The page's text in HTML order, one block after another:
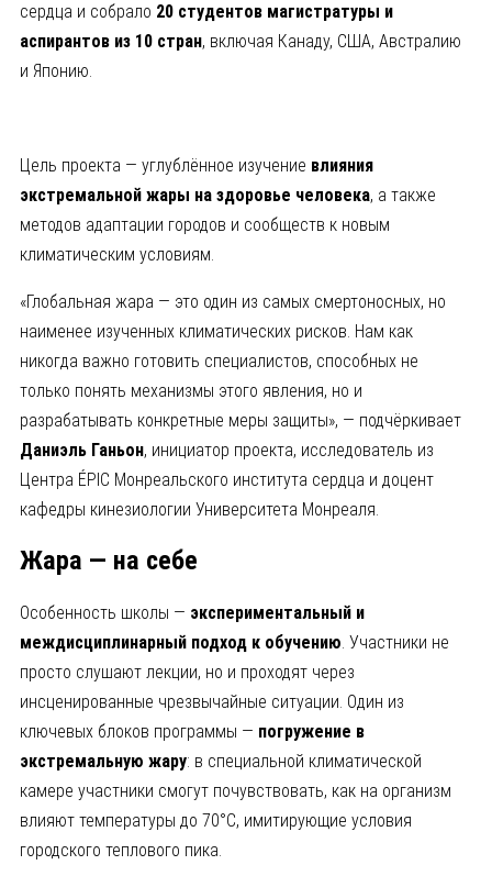
сердца и собрало 20 студентов магистратуры и
аспирантов из 10 стран, включая Канаду, США, Австралию
и Японию.
Цель проекта — углублённое изучение влияния
экстремальной жары на здоровье человека, а также
методов адаптации городов и сообществ к новым
климатическим условиям.
«Глобальная жара — это один из самых смертоносных, но
наименее изученных климатических рисков. Нам как
никогда важно готовить специалистов, способных не
только понять механизмы этого явления, но и
разрабатывать конкретные меры защиты», — подчёркивает
Даниэль Ганьон, инициатор проекта, исследователь из
Центра ÉPIC Монреальского института сердца и доцент
кафедры кинезиологии Университета Монреаля.
Жара — на себе
Особенность школы — экспериментальный и
междисциплинарный подход к обучению. Участники не
просто слушают лекции, но и проходят через
инсценированные чрезвычайные ситуации. Один из
ключевых блоков программы — погружение в
экстремальную жару: в специальной климатической
камере участники смогут почувствовать, как на организм
влияют температуры до 70°С, имитирующие условия
городского теплового пика.